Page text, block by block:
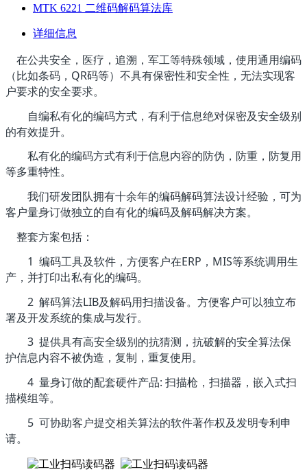
MTK 6221 二维码解码算法库
详细信息
在公共安全，医疗，追溯，军工等特殊领域，使用通用编码
（比如条码，QR码等）不具有保密性和安全性，无法实现客
户要求的安全要求。
自编私有化的编码方式，有利于信息绝对保密及安全级别
的有效提升。
私有化的编码方式有利于信息内容的防伪，防重，防复用
等多重特性。
我们研发团队拥有十余年的编码解码算法设计经验，可为
客户量身订做独立的自有化的编码及解码解决方案。
整套方案包括：
1 编码工具及软件，方便客户在ERP，MIS等系统调用生
产，并打印出私有化的编码。
2 解码算法LIB及解码用扫描设备。方便客户可以独立布
署及开发系统的集成与发行。
3 提供具有高安全级别的抗猜测，抗破解的安全算法保
护信息内容不被伪造，复制，重复使用。
4 量身订做的配套硬件产品: 扫描枪，扫描器，嵌入式扫
描模组等。
5 可协助客户提交相关算法的软件著作权及发明专利申
请。